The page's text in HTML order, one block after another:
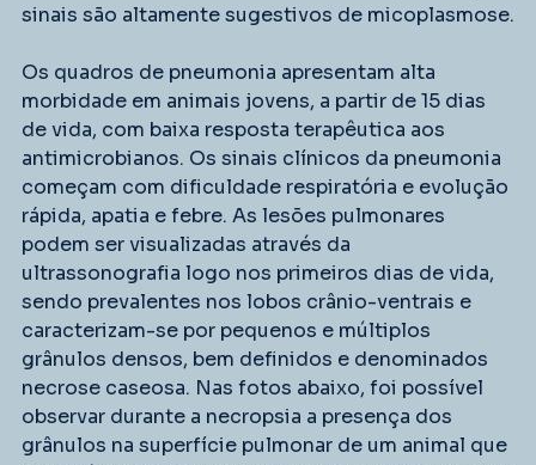
sinais são altamente sugestivos de micoplasmose.
Os quadros de pneumonia apresentam alta
morbidade em animais jovens, a partir de 15 dias
de vida, com baixa resposta terapêutica aos
antimicrobianos. Os sinais clínicos da pneumonia
começam com dificuldade respiratória e evolução
rápida, apatia e febre. As lesões pulmonares
podem ser visualizadas através da
ultrassonografia logo nos primeiros dias de vida,
sendo prevalentes nos lobos crânio-ventrais e
caracterizam-se por pequenos e múltiplos
grânulos densos, bem definidos e denominados
necrose caseosa. Nas fotos abaixo, foi possível
observar durante a necropsia a presença dos
grânulos na superfície pulmonar de um animal que